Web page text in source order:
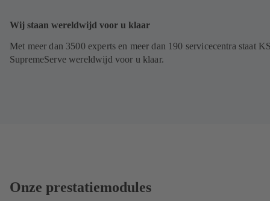
Wij staan wereldwijd voor u klaar
Met meer dan 3500 experts en meer dan 190 servicecentra staat
SupremeServe wereldwijd voor u klaar.
Onze prestatiemodules